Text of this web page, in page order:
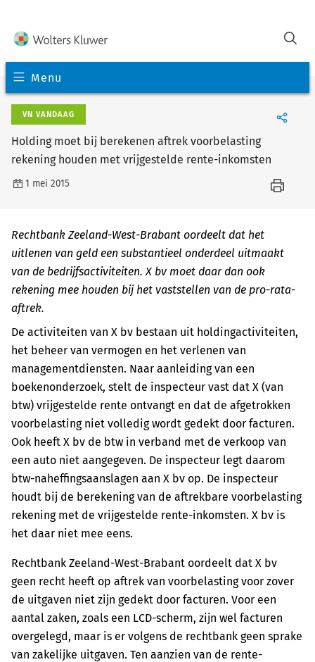
Menu
VN VANDAAG
Holding moet bij berekenen aftrek voorbelasting
rekening houden met vrijgestelde rente-inkomsten
1 mei 2015
Rechtbank Zeeland-West-Brabant oordeelt dat het
uitlenen van geld een substantieel onderdeel uitmaakt
van de bedrijfsactiviteiten. X bv moet daar dan ook
rekening mee houden bij het vaststellen van de pro-rata-
aftrek.
De activiteiten van X bv bestaan uit holdingactiviteiten,
het beheer van vermogen en het verlenen van
managementdiensten. Naar aanleiding van een
boekenonderzoek, stelt de inspecteur vast dat X (van
btw) vrijgestelde rente ontvangt en dat de afgetrokken
voorbelasting niet volledig wordt gedekt door facturen.
Ook heeft X bv de btw in verband met de verkoop van
een auto niet aangegeven. De inspecteur legt daarom
btw-naheffingsaanslagen aan X bv op. De inspecteur
houdt bij de berekening van de aftrekbare voorbelasting
rekening met de vrijgestelde rente-inkomsten. X bv is
het daar niet mee eens.
Rechtbank Zeeland-West-Brabant oordeelt dat X bv
geen recht heeft op aftrek van voorbelasting voor zover
de uitgaven niet zijn gedekt door facturen. Voor een
aantal zaken, zoals een LCD-scherm, zijn wel facturen
overgelegd, maar is er volgens de rechtbank geen sprake
van zakelijke uitgaven. Ten aanzien van de rente-